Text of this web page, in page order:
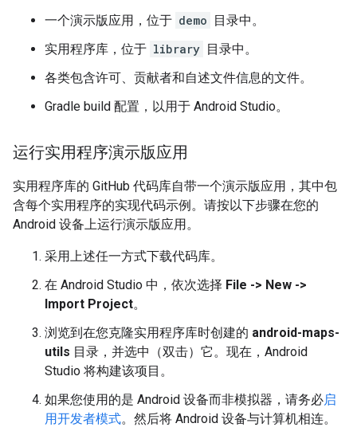
一个演示版应用，位于 demo 目录中。
实用程序库，位于 library 目录中。
各类包含许可、贡献者和自述文件信息的文件。
Gradle build 配置，以用于 Android Studio。
运行实用程序演示版应用
实用程序库的 GitHub 代码库自带一个演示版应用，其中包
含每个实用程序的实现代码示例。请按以下步骤在您的
Android 设备上运行演示版应用。
采用上述任一方式下载代码库。
在 Android Studio 中，依次选择 File -> New ->
Import Project。
浏览到在您克隆实用程序库时创建的 android-maps-
utils 目录，并选中（双击）它。现在，Android
Studio 将构建该项目。
如果您使用的是 Android 设备而非模拟器，请务必启
用开发者模式。然后将 Android 设备与计算机相连。